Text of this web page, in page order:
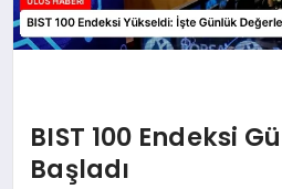
BIST 100 Endeksi
Başladı